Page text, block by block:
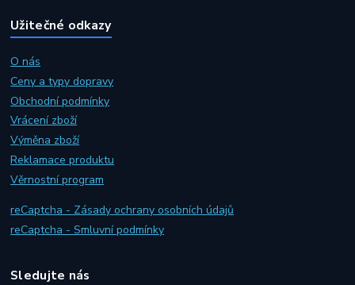
Užitečné odkazy
O nás
Ceny a typy dopravy
Obchodní podmínky
Vrácení zboží
Výměna zboží
Reklamace produktu
Věrnostní program
reCaptcha - Zásady ochrany osobních údajů
reCaptcha - Smluvní podmínky
Sledujte nás